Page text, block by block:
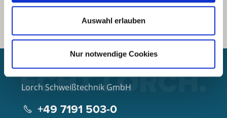
Auswahl erlauben
Nur notwendige Cookies
Lorch Schweißtechnik GmbH
+49 7191 503-0